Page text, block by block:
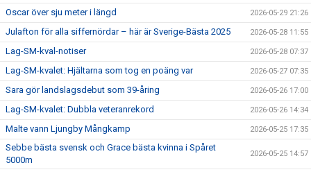
Oscar över sju meter i längd 2026-05-29 21:26
Julafton för alla siffernördar – här är Sverige-Bästa 2025 2026-05-28 11:55
Lag-SM-kval-notiser 2026-05-28 07:37
Lag-SM-kvalet: Hjältarna som tog en poäng var 2026-05-27 07:35
Sara gör landslagsdebut som 39-åring 2026-05-26 17:00
Lag-SM-kvalet: Dubbla veteranrekord 2026-05-26 14:34
Malte vann Ljungby Mångkamp 2026-05-25 17:35
Sebbe bästa svensk och Grace bästa kvinna i Spåret
5000m
2026-05-25 14:57